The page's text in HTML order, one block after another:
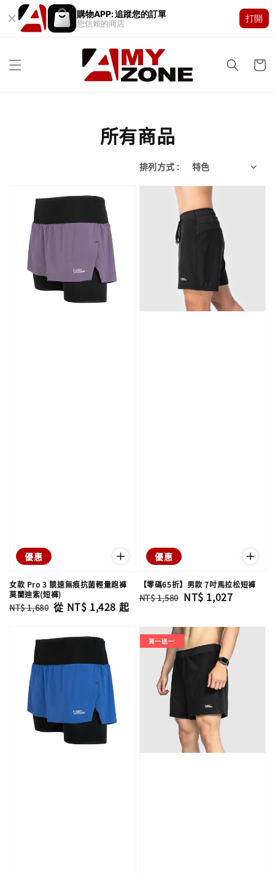
購物APP: 追蹤您的訂單
您信賴的商店
打開
所有商品
排列方式 :
優惠
女款 Pro 3 競速無痕抗菌輕量跑褲
莫蘭迪紫(短褲)
Regular
NT$ 1,680 Sale
從 NT$ 1,428 起
優惠
【零碼65折】男款 7吋馬拉松短褲
Regular
NT$ 1,580 Sale
NT$ 1,027
買一送一